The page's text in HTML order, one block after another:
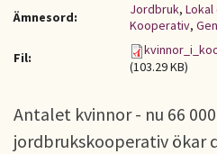
Ämnesord:
Jordbruk,
Kooperativ,
Fil:
(103.29 KB)
Antalet kvinnor - nu 66
jordbrukskooperativ ökar